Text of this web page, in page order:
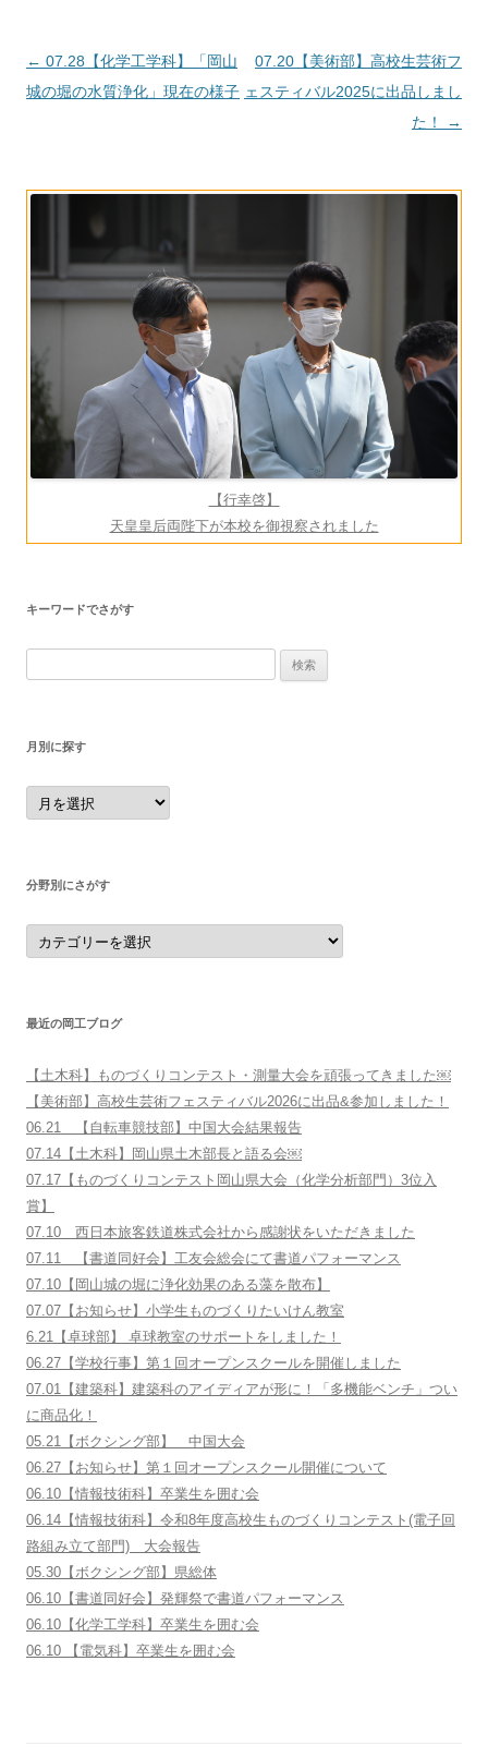
投
稿
ョ
ン
← 07.28【化学工学科】「岡山
城の堀の水質浄化」現在の様子
07.20【美術部】高校生芸術フ
ェスティバル2025に出品しまし
た！
→
【行幸啓】
天皇皇后両陛下が本校を御視察されました
キーワードでさがす
月別に探す
月
別
に
分野別にさがす
分
野
別
す
最近の岡工ブログ
【土木科】ものづくりコンテスト・測量大会を頑張ってきました￼
【美術部】高校生芸術フェスティバル2026に出品&参加しました！
06.21 【自転車競技部】中国大会結果報告
07.14【土木科】岡山県土木部長と語る会￼
07.17【ものづくりコンテスト岡山県大会（化学分析部門）3位入
賞】
07.10 西日本旅客鉄道株式会社から感謝状をいただきました
07.11 【書道同好会】工友会総会にて書道パフォーマンス
07.10【岡山城の堀に浄化効果のある藻を散布】
07.07【お知らせ】小学生ものづくりたいけん教室
6.21【卓球部】 卓球教室のサポートをしました！
06.27【学校行事】第１回オープンスクールを開催しました
07.01【建築科】建築科のアイディアが形に！「多機能ベンチ」つい
に商品化！
05.21【ボクシング部】 中国大会
06.27【お知らせ】第１回オープンスクール開催について
06.10【情報技術科】卒業生を囲む会
06.14【情報技術科】令和8年度高校生ものづくりコンテスト(電子回
路組み立て部門) 大会報告
05.30【ボクシング部】県総体
06.10【書道同好会】発輝祭で書道パフォーマンス
06.10【化学工学科】卒業生を囲む会
06.10 【電気科】卒業生を囲む会